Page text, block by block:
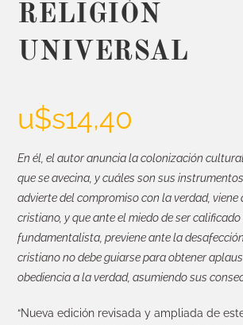
RELIGIÓN
UNIVERSAL
u$s14,40
En él, el autor anuncia la colonización
que se avecina, y cuáles son sus
advierte del compromiso con la verdad, viene
cristiano, y que ante el miedo de ser
fundamentalista, previene ante la
cristiano no debe guiarse para obtener
obediencia a la verdad, asumiendo sus
“Nueva edición revisada y ampliada de